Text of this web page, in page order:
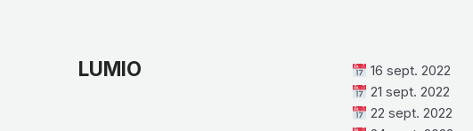
LUMIO
16 sept. 2022
21 sept. 2022
22 sept. 2022